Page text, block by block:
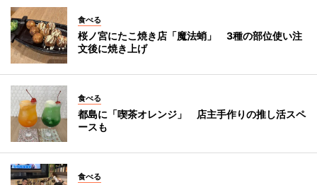
食べる
桜ノ宮にたこ焼き店「魔法蛸」 3種の部位使い注
文後に焼き上げ
食べる
都島に「喫茶オレンジ」 店主手作りの推し活スペ
ースも
食べる